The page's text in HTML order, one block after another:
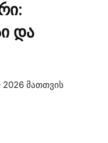
და
მათთვის